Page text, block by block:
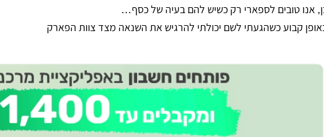
אנו טובים לספארי רק כשיש להם בעיה של כסף…
קבוע כשהגעתי לשם יכולתי להרגיש את השנאה מצד צוות הפארק